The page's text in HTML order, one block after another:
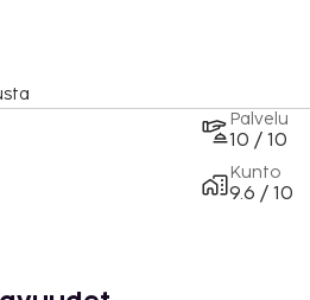
Palvelu
10 / 10
Kunto
9.6 / 10